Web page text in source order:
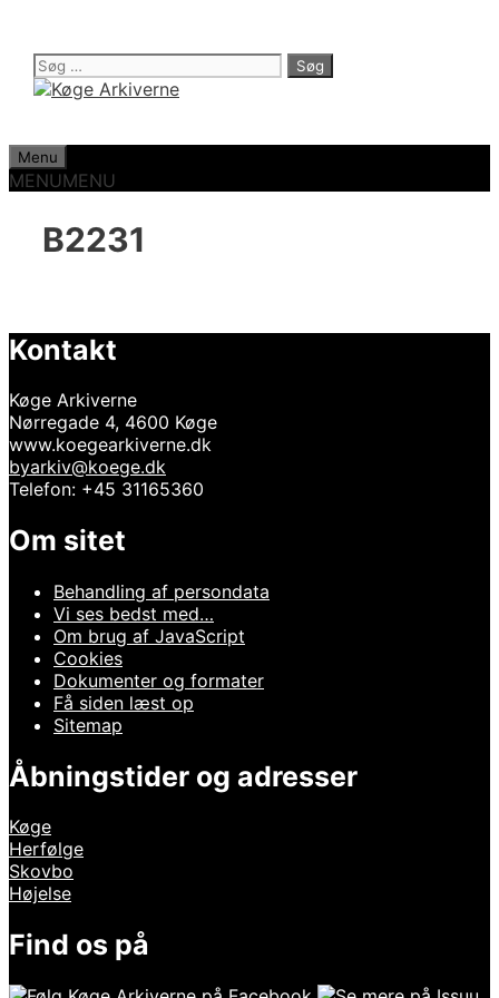
indhold
Søg
efter:
Menu
MENUMENU
B2231
Kontakt
Køge Arkiverne
Nørregade 4, 4600 Køge
www.koegearkiverne.dk
byarkiv@koege.dk
Telefon: +45 31165360
Om sitet
Behandling af persondata
Vi ses bedst med…
Om brug af JavaScript
Cookies
Dokumenter og formater
Få siden læst op
Sitemap
Åbningstider og adresser
Køge
Herfølge
Skovbo
Højelse
Find os på